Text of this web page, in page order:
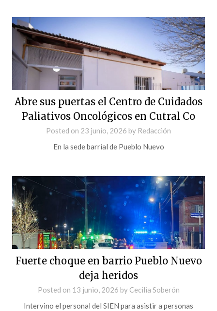
Abre sus puertas el Centro de Cuidados
Paliativos Oncológicos en Cutral Co
Posted on 23 junio, 2026 by Redacción
En la sede barrial de Pueblo Nuevo
Fuerte choque en barrio Pueblo Nuevo
deja heridos
Posted on 13 junio, 2026 by Cecilia Soberón
Intervino el personal del SIEN para asistir a personas